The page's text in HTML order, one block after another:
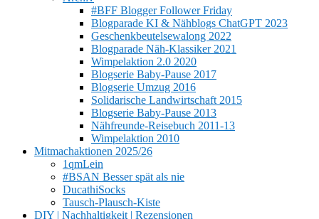
#BFF Blogger Follower Friday
Blogparade KI & Nähblogs ChatGPT 2023
Geschenkbeutelsewalong 2022
Blogparade Näh-Klassiker 2021
Wimpelaktion 2.0 2020
Blogserie Baby-Pause 2017
Blogserie Umzug 2016
Solidarische Landwirtschaft 2015
Blogserie Baby-Pause 2013
Nähfreunde-Reisebuch 2011-13
Wimpelaktion 2010
Mitmachaktionen 2025/26
1qmLein
#BSAN Besser spät als nie
DucathiSocks
Tausch-Plausch-Kiste
DIY | Nachhaltigkeit | Rezensionen